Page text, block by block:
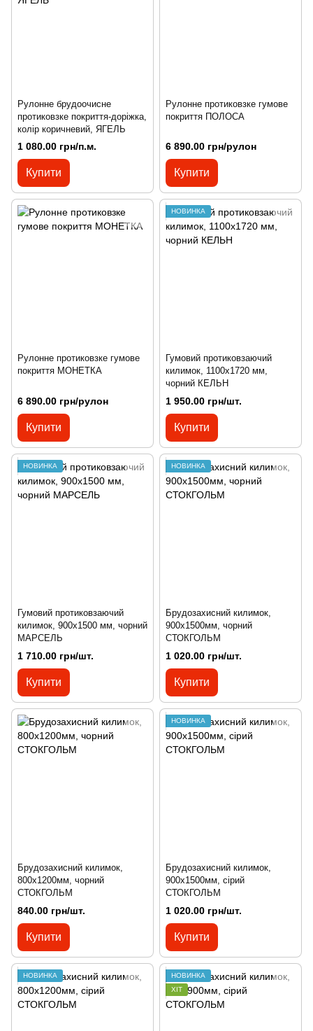
Рулонне брудоочисне
протиковзке покриття-доріжка,
колір коричневий, ЯГЕЛЬ
1 080.00 грн/п.м.
Купити
Рулонне протиковзке гумове
покриття ПОЛОСА
6 890.00 грн/рулон
Купити
Рулонне протиковзке гумове
покриття МОНЕТКА
6 890.00 грн/рулон
Купити
НОВИНКА
Гумовий протиковзаючий
килимок, 1100х1720 мм,
чорний КЕЛЬН
1 950.00 грн/шт.
Купити
НОВИНКА
Гумовий протиковзаючий
килимок, 900х1500 мм, чорний
МАРСЕЛЬ
1 710.00 грн/шт.
Купити
НОВИНКА
Брудозахисний килимок,
900х1500мм, чорний
СТОКГОЛЬМ
1 020.00 грн/шт.
Купити
Брудозахисний килимок,
800х1200мм, чорний
СТОКГОЛЬМ
840.00 грн/шт.
Купити
НОВИНКА
Брудозахисний килимок,
900х1500мм, сірий
СТОКГОЛЬМ
1 020.00 грн/шт.
Купити
НОВИНКА
НОВИНКА
ХІТ